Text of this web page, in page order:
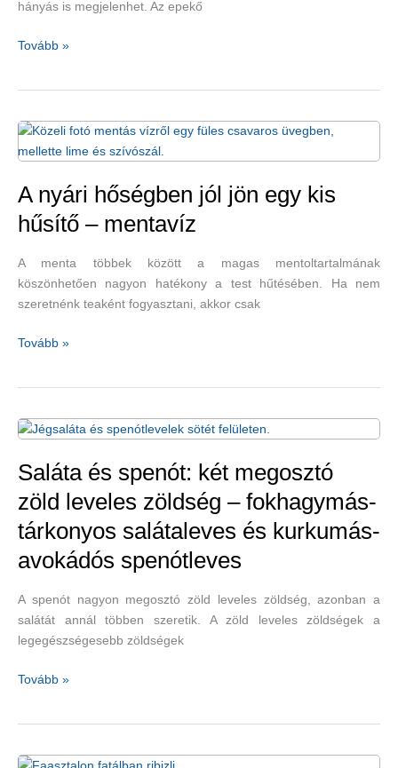
ahányás is megjelenhet. Az epekő
Milyen
epekövünk
van?
Tovább »
A nyári hőségben jól jön egy kis
hűsítő – mentavíz
A menta többek között a magas mentoltartalmának
köszönhetően nagyon hatékony a test hűtésében. Ha nem
szeretnénk teaként fogyasztani, akkor csak
A
jön
egy
kis
hűsítő
–
mentavíz
Tovább »
Saláta és spenót: két megosztó
zöld leveles zöldség – fokhagymás-
tárkonyos salátaleves és kurkumás-
avokádós spenótleves
A spenót nagyon megosztó zöld leveles zöldség, azonban a
salátát annál többen szeretik. A zöld leveles zöldségek a
legegészségesebb zöldségek
Saláta
megosztó
Tovább »